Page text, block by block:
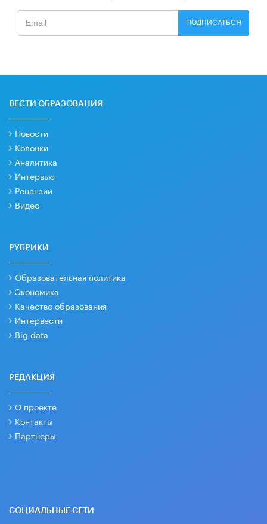
ПОДПИСАТЬСЯ
ВЕСТИ ОБРАЗОВАНИЯ
Новости
Колонки
Аналитика
Интервью
Рецензии
Видео
РУБРИКИ
Образовательная политика
Экономика
Качество образования
Интервести
Big data
РЕДАКЦИЯ
О проекте
Контакты
Партнеры
СОЦИАЛЬНЫЕ СЕТИ